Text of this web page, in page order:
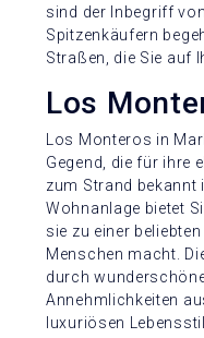
sind der Inbegriff
Spitzenkäufern
Straßen, die Sie auf
Los
Los Monteros in
Gegend, die für ihre
zum Strand bekannt
Wohnanlage bietet
sie zu einer
Menschen macht.
durch
Annehmlichkeiten
luxuriösen